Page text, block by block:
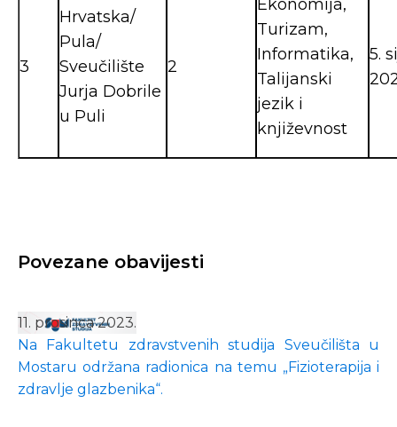
3
Hrvatska/
Pula/
Sveučilište
Jurja Dobrile
u Puli
2
Ekonomija,
Turizam,
Informatika,
Talijanski
jezik i
književnost
5.
Povezane obavijesti
11. prosinca 2023.
Na Fakultetu zdravstvenih studija Sveučilišta u
Mostaru održana radionica na temu „Fizioterapija i
zdravlje glazbenika“.